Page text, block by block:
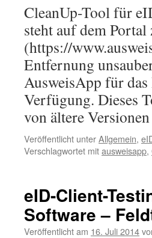
CleanUp-Tool für
steht auf dem Portal
(https://
Entfernung
AusweisApp für
Verfügung. Dieses
von ältere
Veröffentlicht unterAllgemein,
Verschlagwortet mitausweisapp,
eID-Client-
Software –
Veröffentlicht am 16. Juli 2014